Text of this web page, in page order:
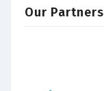
Our Partners